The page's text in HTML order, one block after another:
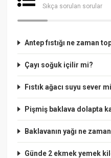
Sıkça sorulan sorular
Antep fıstığı ne zaman
Çayı soğuk içilir mi?
Fıstık ağacı suyu sever
Pişmiş baklava dolapta
Baklavanın yağı ne
Günde 2 ekmek yemek